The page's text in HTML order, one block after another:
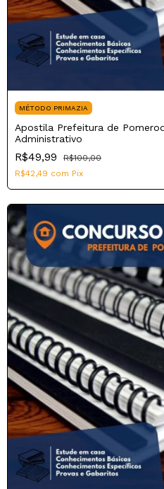
MÉTODO PRIMAZIA
Apostila Prefeitura de
Administrativo
R$49,99
R$100,00
R$42,49 com Pix